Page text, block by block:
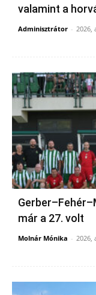
valamint a
Adminisztrátor - 2026,
már a 27. volt
Molnár Mónika - 2026,